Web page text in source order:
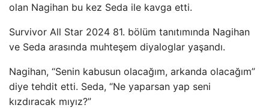
olan Nagihan bu kez Seda ile kavga etti.
Survivor All Star 2024 81. bölüm tanıtımında Nagihan
ve Seda arasında muhteşem diyaloglar yaşandı.
Nagihan, “Senin kabusun olacağım, arkanda olacağım”
diye tehdit etti. Seda, “Ne yaparsan yap seni
kızdıracak mıyız?”